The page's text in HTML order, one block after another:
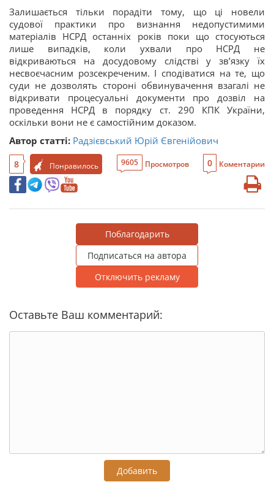
Залишається тільки порадіти тому, що ці новели
судової практики про визнання недопустимими
матеріалів НСРД останніх років поки що стосуються
лише випадків, коли ухвали про НСРД не
відкриваються на досудовому слідстві у зв’язку їх
несвоєчасним розсекреченим. І сподіватися на те, що
суди не дозволять стороні обвинувачення взагалі не
відкривати процесуальні документи про дозвіл на
проведення НСРД в порядку ст. 290 КПК України,
оскільки вони не є самостійним доказом.
Автор статті: Радзієвський Юрій Євгенійович
8 Понравилось 9605 Просмотров 0 Коментарии
Поблагодарить
Подписаться на автора
Отключить рекламу
Оставьте Ваш комментарий:
Добавить